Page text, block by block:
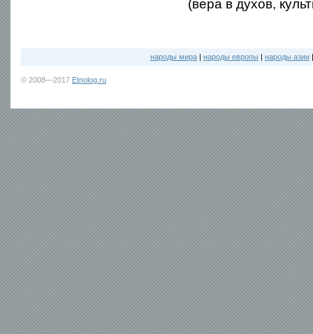
(вера в духов,
народы мира | народы европы | народы азии
© 2008—2017 Etnolog.ru